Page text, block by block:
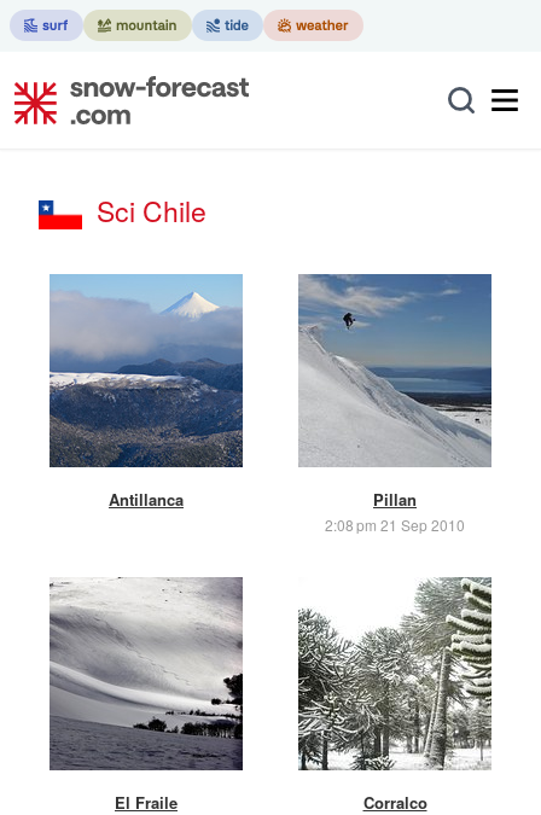
Sci Chile
Antillanca Pillan
2:08 pm 21 Sep 2010
El Fraile Corralco